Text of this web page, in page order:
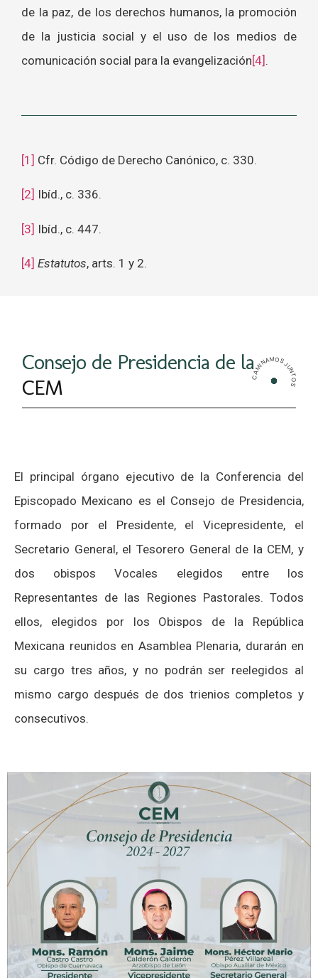
de la paz, de los derechos humanos, la promoción
de la justicia social y el uso de los medios de
comunicación social para la evangelización [4] .
[1] Cfr. Código de Derecho Canónico, c. 330.
[2] Ibíd., c. 336.
[3] Ibíd., c. 447.
[4] Estatutos, arts. 1 y 2.
Consejo de Presidencia de la
CEM
CAMINAMOS JUNTOS
El principal órgano ejecutivo de la Conferencia del
Episcopado Mexicano es el Consejo de Presidencia,
formado por el Presidente, el Vicepresidente, el
Secretario General, el Tesorero General de la CEM, y
dos obispos Vocales elegidos entre los
Representantes de las Regiones Pastorales. Todos
ellos, elegidos por los Obispos de la República
Mexicana reunidos en Asamblea Plenaria, durarán en
su cargo tres años, y no podrán ser reelegidos al
mismo cargo después de dos trienios completos y
consecutivos.